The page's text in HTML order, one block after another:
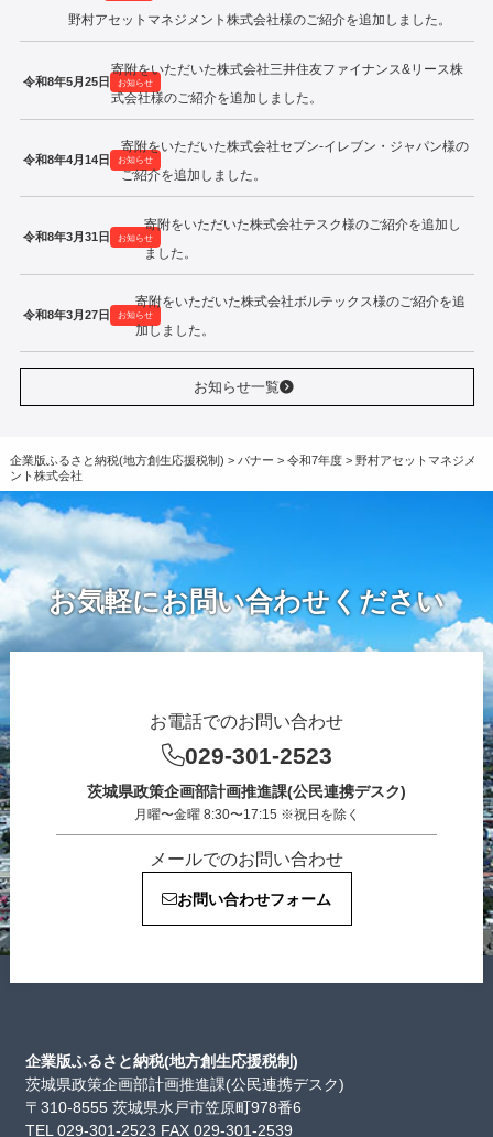
野村アセットマネジメント株式会社様のご紹介を追加しました。
令和8年5月25日 お知らせ
寄附をいただいた株式会社三井住友ファイナンス&リース株
式会社様のご紹介を追加しました。
令和8年4月14日 お知らせ
寄附をいただいた株式会社セブン‐イレブン・ジャパン様の
ご紹介を追加しました。
令和8年3月31日 お知らせ
寄附をいただいた株式会社テスク様のご紹介を追加し
ました。
令和8年3月27日 お知らせ
寄附をいただいた株式会社ボルテックス様のご紹介を追
加しました。
お知らせ一覧
企業版ふるさと納税(地方創生応援税制) > バナー > 令和7年度> 野村アセットマネジメ
ント株式会社
お気軽にお問い合わせください
お電話でのお問い合わせ
029-301-2523
茨城県政策企画部計画推進課(公民連携デスク)
月曜〜金曜 8:30〜17:15 ※祝日を除く
メールでのお問い合わせ
お問い合わせフォーム
企業版ふるさと納税(地方創生応援税制)
茨城県政策企画部計画推進課(公民連携デスク)
〒310-8555 茨城県水戸市笠原町978番6
TEL 029-301-2523 FAX 029-301-2539